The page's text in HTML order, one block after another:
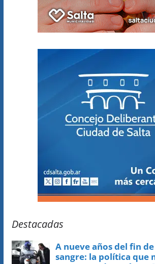
Destacadas